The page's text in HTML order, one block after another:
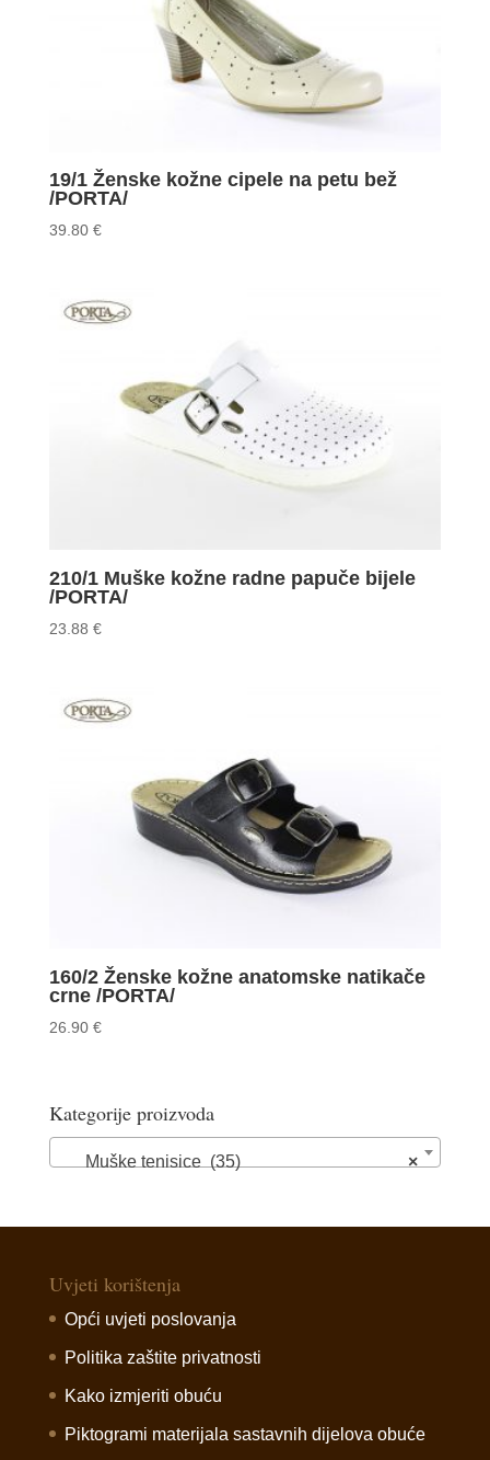
19/1 Ženske kožne cipele na petu bež
/PORTA/
39.80 €
210/1 Muške kožne radne papuče bijele
/PORTA/
23.88 €
160/2 Ženske kožne anatomske natikače
crne /PORTA/
26.90 €
Kategorije proizvoda
×
Muške tenisice (35)
Uvjeti korištenja
Opći uvjeti poslovanja
Politika zaštite privatnosti
Kako izmjeriti obuću
Piktogrami materijala sastavnih dijelova obuće